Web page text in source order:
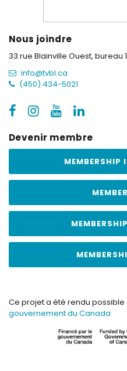
Nous joindre
33 rue Blainville Ouest, bureau
info@tvbl.ca
(450) 434-5021
Devenir membre
MEMBERSHIP
Ce projet a été rendu
gouvernement du Canada